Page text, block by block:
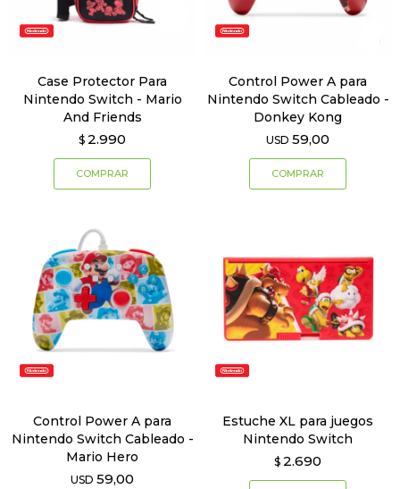
Case Protector Para
Nintendo Switch - Mario
And Friends
$ 2.990
Control Power A para
Nintendo Switch Cableado -
Donkey Kong
USD 59,00
Control Power A para
Nintendo Switch Cableado -
Mario Hero
USD 59,00
Estuche XL para juegos
Nintendo Switch
$ 2.690